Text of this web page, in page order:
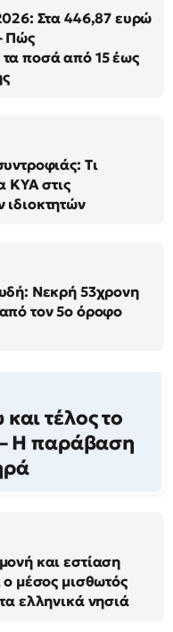
Στα 446,87 ευρώ
Πώς
ποσά από 15 έως
Τι
ΚΥΑ στις
Νεκρή 53χρονη
τον 5ο όροφο
τέλος το
Η παράβαση
και εστίαση
ο μέσος μισθωτός
ελληνικά νησιά